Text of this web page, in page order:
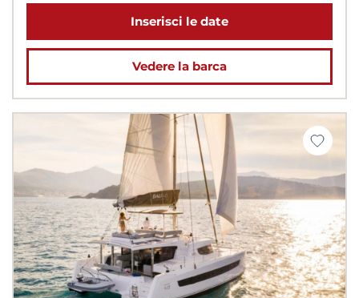
Inserisci le date
Vedere la barca